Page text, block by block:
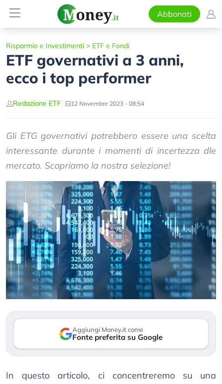
Abbonati
Risparmio e Investimenti > ETF e Fondi
ETF governativi a 3 anni,
ecco i top performer
Redazione ETF 12 Novembre 2023 - 08:54
Gli ETG governativi potrebbero essere una scelta
interessante durante i momenti di incertezza dle
mercato. Scopriamo la nostra selezione!
Aggiungi Money.it come
Fonte preferita su Google
In questo articolo, ci concentreremo su una